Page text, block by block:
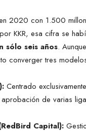
2020 con 1.500
KKR, esa cifra se
sólo seis años.
converger tres
Centrado
de varias
Capital):